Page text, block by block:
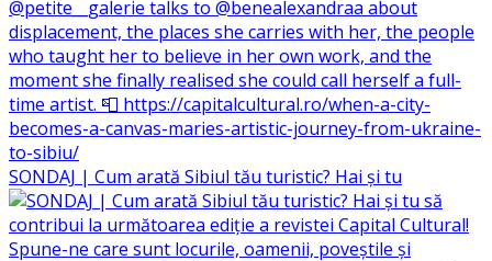
SONDAJ | Cum arată Sibiul tău turistic? Hai și tu